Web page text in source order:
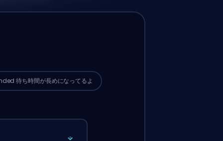
待ち時間が長めになってるよ